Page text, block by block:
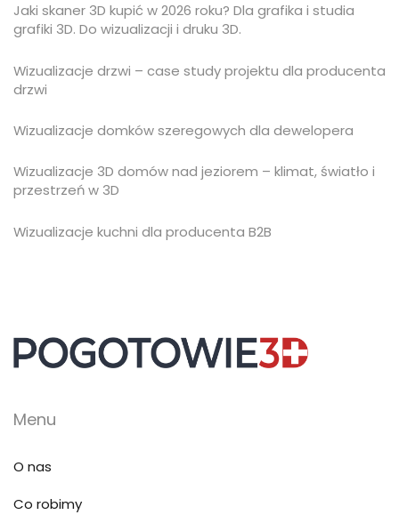
Jaki skaner 3D kupić w 2026 roku? Dla grafika i studia
grafiki 3D. Do wizualizacji i druku 3D.
Wizualizacje drzwi – case study projektu dla producenta
drzwi
Wizualizacje domków szeregowych dla dewelopera
Wizualizacje 3D domów nad jeziorem – klimat, światło i
przestrzeń w 3D
Wizualizacje kuchni dla producenta B2B
Menu
O nas
Co robimy